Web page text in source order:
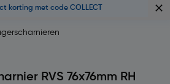
korting met code COLLECT
RVS 76x76mm RH